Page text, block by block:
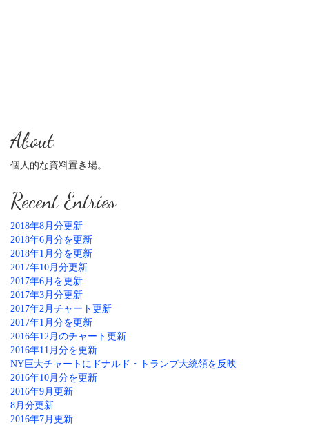
About
個人的な資料置き場。
Recent Entries
2018年8月分更新
2018年6月分を更新
2018年1月分を更新
2017年10月分更新
2017年6月を更新
2017年3月分更新
2017年2月チャート更新
2017年1月分を更新
2016年12月のチャート更新
2016年11月分を更新
NY巨大チャートにドナルド・トランプ大統領を反映
2016年10月分を更新
2016年9月更新
8月分更新
2016年7月更新